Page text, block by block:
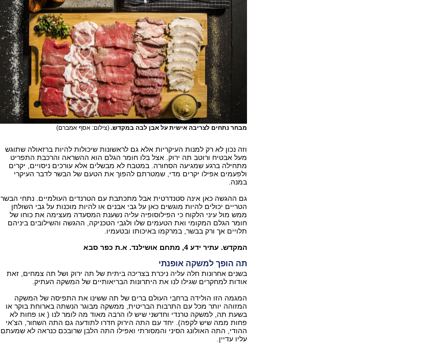
מבחר נתחים לצריבה אישית על אבן לבה במקדש. (צילום: אסף אמברם)
וזה נכון לא רק למנות העיקריות אלא גם לראשונות שיכולות להיות ברזאולה שתוגש
מעל אבטיח ורוטב תה ירוק. אצל בלו חומר הגלם הוא ההשראה והרכבת התפריט
מתחילה ברגע שמגיעה הסחורה. במטבח לא מבשלים אלא עורכים ניסויים, יקרים
ולפעמים אפילו יקרים מדי, שמטרתם להפוך את הטעם של הבשר לדבר העיקרי
במנה.
גם ההגשה כאן אינה סטנדרטית אבל מתכתבת עם הטרנדים העולמיים. נתחי הבשר
הטריים יכולים להיות מוגשים כאן על גבי אבנים או להיות מוכנות על גבי השולחן
ממש מול עיני הלקוח כי הפילוסופיה עליה נשענת המסעדה מעצימה את כוחו של
חומר הגלם המקומי ואת הטעמים שלו ולגבי הטכניקה, ההגשה והשילובים ביניהם
תלויים אך ורק בבשר, במרקמו באיכותו ובטעמיו.
המקדש. עתיר ידע 4, מתחם אושילנד. א.ת כפר סבא
תה הופך למשקה אופנתי
בשנים אחרונות חלה עליה ניכרת בצריכה ביתית של תה ירוק ושל תה צמחים, זאת
אודות למחקרים שגילו לנו את היתרונות הבריאותיים של המשקה העתיק.
המגמה הזו הולידה ברחבי העולם ברים של תה ששינו את התפיסה של המשקה
המזוהה יותר מכל עם התרבות הבריטית, ממשקה מבוגר הנשתה בארוחת בוקר או
בשעת תה, למשקה טרנדי וחדשני שיש לו הרבה מאוד מה לומר לנו ( או פחות לא
פחות ממה שיש לקפה). יחד עם התה הירוק חדרו לתודעה גם התה השחור, הצ'אי
ההודי, התה האולונג הסיני והמסורתי ואפילו התה הלבן שרובכם כנראה לא שמעתם
עליו עדיין.